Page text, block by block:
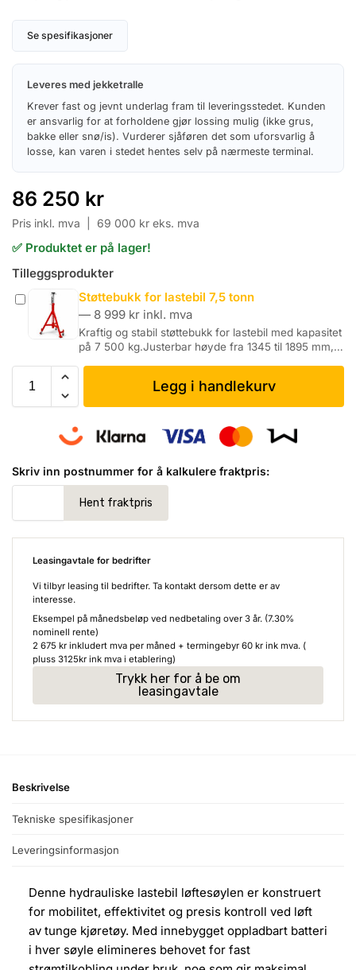
Se spesifikasjoner
Leveres med jekketralle
Krever fast og jevnt underlag fram til leveringsstedet. Kunden
er ansvarlig for at forholdene gjør lossing mulig (ikke grus,
bakke eller snø/is). Vurderer sjåføren det som uforsvarlig å
losse, kan varen i stedet hentes selv på nærmeste terminal.
86 250 kr
Pris inkl. mva | 69 000 kr eks. mva
✅ Produktet er på lager!
Tilleggsprodukter
Støttebukk for lastebil 7,5 tonn
— 8 999 kr inkl. mva
Kraftig og stabil støttebukk for lastebil med kapasitet
på 7 500 kg.Justerbar høyde fra 1345 til 1895 mm,…
Legg i handlekurv
Skriv inn postnummer for å kalkulere fraktpris:
Leasingavtale for bedrifter
Vi tilbyr leasing til bedrifter. Ta kontakt dersom dette er av
interesse.
Eksempel på månedsbeløp ved nedbetaling over 3 år. (7.30%
nominell rente)
2 675 kr inkludert mva per måned + termingebyr 60 kr ink mva. (
pluss 3125kr ink mva i etablering)
Trykk her for å be om
leasingavtale
Beskrivelse
Tekniske spesifikasjoner
Leveringsinformasjon
Denne hydrauliske lastebil løftesøylen er konstruert
for mobilitet, effektivitet og presis kontroll ved løft
av tunge kjøretøy. Med innebygget oppladbart batteri
i hver søyle elimineres behovet for fast